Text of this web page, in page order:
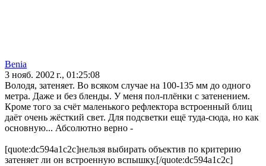
Benia
3 нояб. 2002 г., 01:25:08
Володя, затеняет. Во всяком случае на 100-135 мм до одного
метра. Даже и без бленды. У меня пол-плёнки с затенением.
Кроме того за счёт маленького рефлектора встроенный блиц
даёт очень жёсткий свет. Для подсветки ещё туда-сюда, но как
основную... Абсолютно верно -
[quote:dc594a1c2c]нельзя выбирать объектив по критерию
затеняет ли он встроенную вспышку.[/quote:dc594a1c2c]